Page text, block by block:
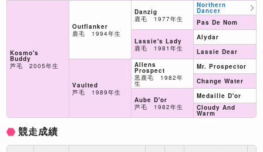
Kosmo's
Buddy
芦毛 2005年生
Outflanker
鹿毛 1994年生
Vaulted
芦毛 1989年生
Danzig
鹿毛 1977年生
Lassie's Lady
鹿毛 1981年生
Allens
Prospect
黒鹿毛 1982年
生
Aube D'or
芦毛 1982年生
Northern
Dancer
Pas De Nom
Alydar
Lassie Dear
Mr. Prospector
Change Water
Medaille D'or
Cloudy And
Warm
競走成績